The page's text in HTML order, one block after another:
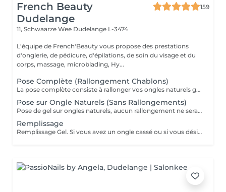
French Beauty
Dudelange
159
11, Schwaarze Wee Dudelange L-3474
L'équipe de French'Beauty vous propose des prestations
d'onglerie, de pédicure, d'épilations, de soin du visage et du
corps, massage, microblading, Hy...
Pose Complète (Rallongement Chablons)
La pose complète consiste à rallonger vos ongles naturels grâce aux chablons (extension en Gel ou Acrygel ) Si vous désirez de la décoration merci de le sélectionner. Un supplément peut être demandé pour les longueurs XXL.
Pose sur Ongle Naturels (Sans Rallongements)
Pose de gel sur ongles naturels, aucun rallongement ne sera fait. Couleur/ French/ BabyBoomer. Si vous désirez une décoration merci de le sélectionner.
Remplissage
Remplissage Gel. Si vous avez un ongle cassé ou si vous désirez une décoration merci de le sélectionner en plus.